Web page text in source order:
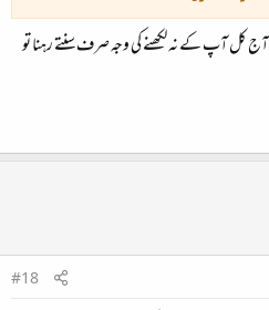
کل آپ کے نہ لکھنے کی وجہ صرف سنتے رہنا تو
#18